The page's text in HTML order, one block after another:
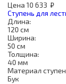
Цена 10 633 ₽
Ступень для
Длина:
120 см
Ширина:
50 см
Толщина:
40 мм
Материал
Бук